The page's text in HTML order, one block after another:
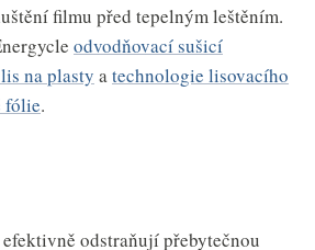
filmu před tepelným leštěním.
odvodňovací sušicí
na plasty atechnologie lisovacího
fólie.
odstraňují přebytečnou